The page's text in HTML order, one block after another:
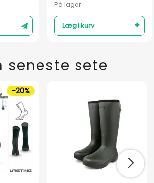
På lager
Læg i kurv
seneste sete
-20%